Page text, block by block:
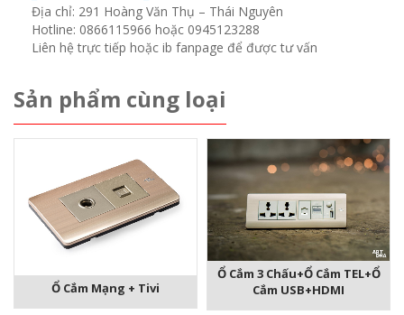
Địa chỉ: 291 Hoàng Văn Thụ – Thái Nguyên
Hotline: 0866115966 hoặc 0945123288
Liên hệ trực tiếp hoặc ib fanpage để được tư vấn
Sản phẩm cùng loại
Ổ Cắm Mạng + Tivi
Ổ Cắm 3 Chấu+ổ Cắm TEL+Ổ
Cắm USB+HDMI